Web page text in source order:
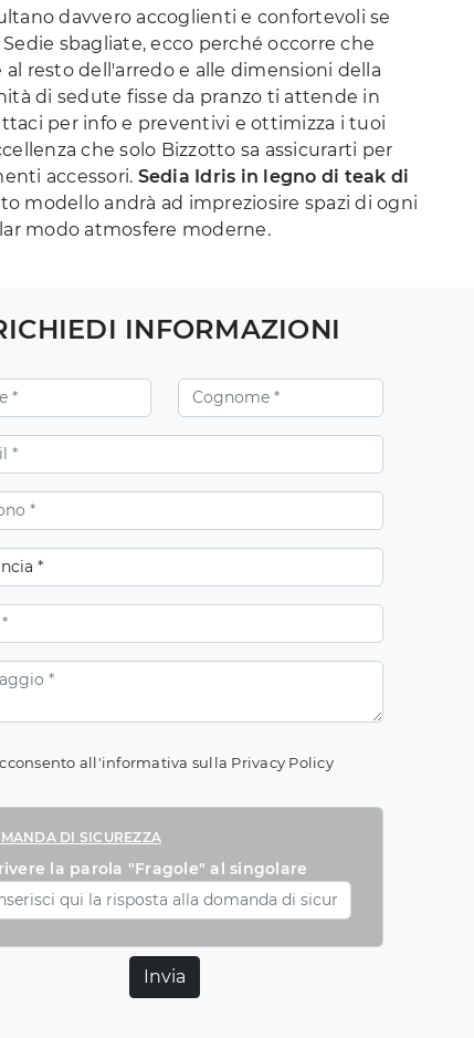
davvero accoglienti e confortevoli se
sbagliate, ecco perché occorre che
al resto dell'arredo e alle dimensioni della
di sedute fisse da pranzo ti attende in
per info e preventivi e ottimizza i tuoi
che solo Bizzotto sa assicurarti per
accessori. Sedia Idris in legno di teak di
modello andrà ad impreziosire spazi di ogni
modo atmosfere moderne.
INFORMAZIONI
all'informativa sulla Privacy Policy
DI SICUREZZA
la parola "Fragole" al singolare
Invia